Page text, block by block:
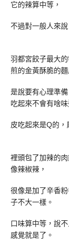
它的辣算中等，
不過對一般人來
羽都宮餃子最大
煎的金黃酥脆的麵
是說要有心理準
吃起來不會有啥味
皮吃起來是Q的，
裡頭包了加辣的
像辣椒辣，
很像是加了辛香
子不大一樣。
口味算中等，說
感覺就是了。